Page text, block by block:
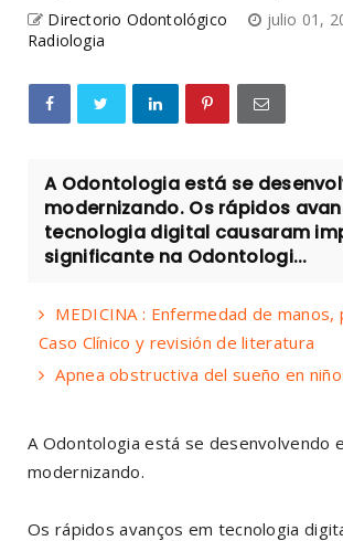
Directorio Odontológico
julio 01,
Radiologia
A Odontologia está se
modernizando. Os rápidos
tecnologia digital causaram
significante na Odontologi...
MEDICINA : Enfermedad de manos,
Caso Clínico y revisión de literatura
Apnea obstructiva del sueño en
A Odontologia está se desenvolvendo
modernizando.
Os rápidos avanços em tecnologia